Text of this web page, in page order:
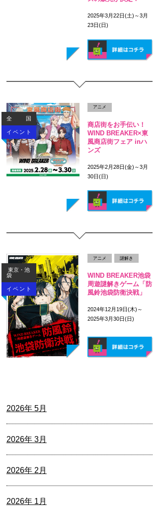
2025年3月22日(土)～3月
23日(日)
全国
イベント
アニメ
商店街をお手伝い！
WIND BREAKER×東
風商店街フェア inハ
ンズ
2025年2月28日(金)～3月
30日(日)
東京・池
袋
イベント
アニメ 謎解き
WIND BREAKER池袋
周遊謎解きゲーム「防
風鈴池袋防衛決戦」
2024年12月19日(木)～
2025年3月30日(日)
2026年 5月
2026年 3月
2026年 2月
2026年 1月